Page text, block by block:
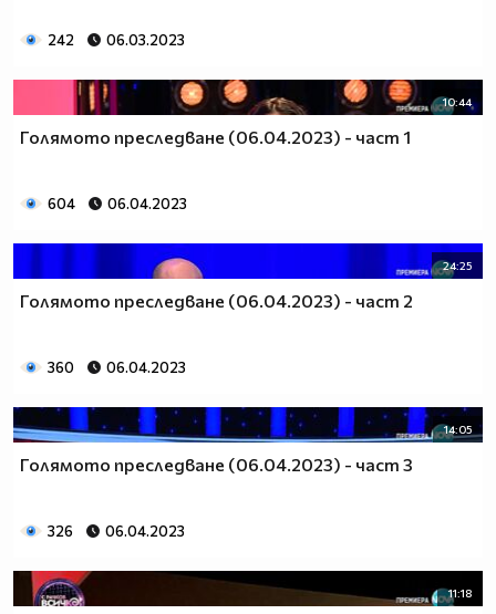
242 06.03.2023
10:44
Голямото преследване (06.04.2023) - част 1
604 06.04.2023
24:25
Голямото преследване (06.04.2023) - част 2
360 06.04.2023
14:05
Голямото преследване (06.04.2023) - част 3
326 06.04.2023
11:18